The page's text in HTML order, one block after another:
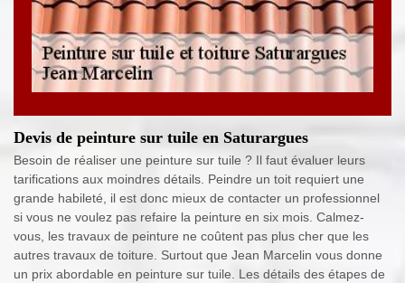
Devis de peinture sur tuile en Saturargues
Besoin de réaliser une peinture sur tuile ? Il faut évaluer leurs
tarifications aux moindres détails. Peindre un toit requiert une
grande habileté, il est donc mieux de contacter un professionnel
si vous ne voulez pas refaire la peinture en six mois. Calmez-
vous, les travaux de peinture ne coûtent pas plus cher que les
autres travaux de toiture. Surtout que Jean Marcelin vous donne
un prix abordable en peinture sur tuile. Les détails des étapes de